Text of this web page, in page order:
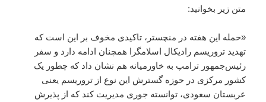
متن زیر بخوانید:
«حمله این هفته در منچستر، تاکیدی مخوف بر این است که
تهدید تروریسم رادیکال اسلامگرا همچنان ادامه دارد و سفر
رئیس‌جمهور ترامپ به خاورمیانه هم نشان داد که چطور یک
کشور مرکزی در حوزه گسترش این نوع از تروریسم یعنی
عربستان سعودی، توانسته جوری مدیریت کند که از پذیرش